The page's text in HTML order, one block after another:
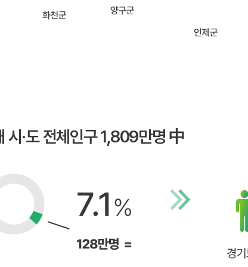
시·도 전체인구 1,809만명 中